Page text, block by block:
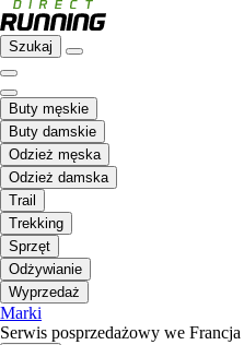
Szukaj
Buty męskie
Buty damskie
Odzież męska
Odzież damska
Trail
Trekking
Sprzęt
Odżywianie
Wyprzedaż
Marki
Serwis posprzedażowy we Francja